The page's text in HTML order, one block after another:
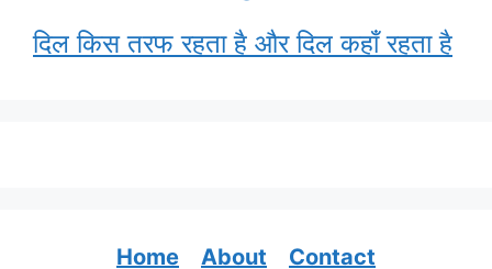
दिल किस तरफ रहता है और दिल कहाँ रहता है
Home About Contact